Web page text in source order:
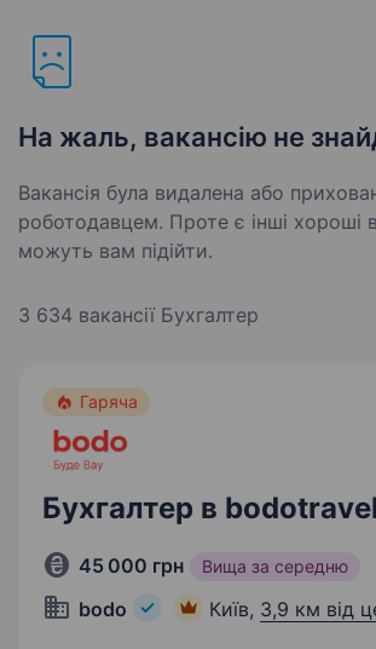
На жаль, вакансію не
Вакансія була видалена або
роботодавцем. Проте є інші хороші
можуть вам підійти.
3 634 вакансії Бухгалтер
Гаряча
Бухгалтер в bodotravel
45 000 грн Вища за середню
bodo Київ, 3,9 км від